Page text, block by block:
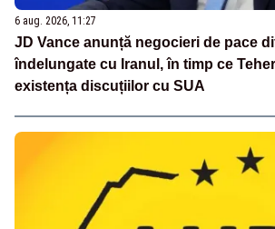
6 aug. 2026, 11:27
JD Vance anunță negocieri de pace
îndelungate cu Iranul, în timp ce
existența discuțiilor cu SUA